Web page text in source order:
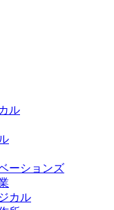
ル
ーションズ
カル